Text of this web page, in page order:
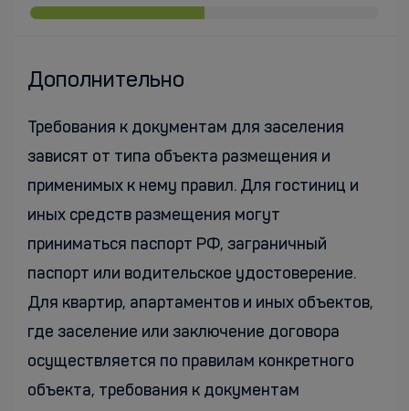
Дополнительно
Требования к документам для заселения
зависят от типа объекта размещения и
применимых к нему правил. Для гостиниц и
иных средств размещения могут
приниматься паспорт РФ, заграничный
паспорт или водительское удостоверение.
Для квартир, апартаментов и иных объектов,
где заселение или заключение договора
осуществляется по правилам конкретного
объекта, требования к документам